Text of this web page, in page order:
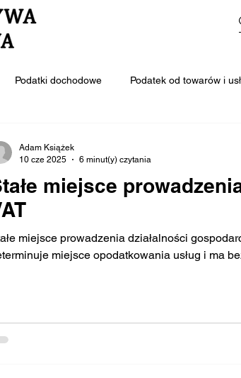
Podatki dochodowe Podatek od towarów i
miejsce
miejsce prowadzenia działalności
miejsce opodatkowania usług i ma
Adam Książek
10 cze 2025
6 minut(y) czytania